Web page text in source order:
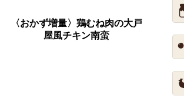
〈おかず増量〉鶏むね肉の大戸
屋風チキン南蛮